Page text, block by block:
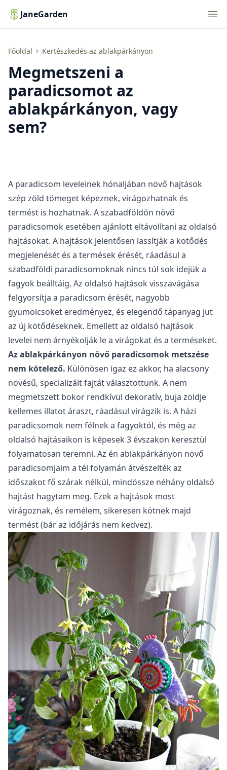
JaneGarden
Főoldal Kertészkedés az ablakpárkányon
Megmetszeni a paradicsomot az ablakpárkányon, vagy sem?
Megmetszeni a
paradicsomot az
ablakpárkányon, vagy
sem?
A paradicsom leveleinek hónaljában növő hajtások
szép zöld tömeget képeznek, virágozhatnak és
termést is hozhatnak. A szabadföldön növő
paradicsomok esetében ajánlott eltávolítani az oldalsó
hajtásokat. A hajtások jelentősen lassítják a kötődés
megjelenését és a termések érését, ráadásul a
szabadföldi paradicsomoknak nincs túl sok idejük a
fagyok beálltáig. Az oldalsó hajtások visszavágása
felgyorsítja a paradicsom érését, nagyobb
gyümölcsöket eredményez, és elegendő tápanyag jut
az új kötődéseknek. Emellett az oldalsó hajtások
levelei nem árnyékolják le a virágokat és a terméseket.
Az ablakpárkányon növő paradicsomok metszése
nem kötelező. Különösen igaz ez akkor, ha alacsony
növésű, specializált fajtát választottunk. A nem
megmetszett bokor rendkívül dekoratív, buja zöldje
kellemes illatot áraszt, ráadásul virágzik is. A házi
paradicsomok nem félnek a fagyoktól, és még az
oldalsó hajtásaikon is képesek 3 évszakon keresztül
folyamatosan teremni. Az én ablakpárkányon növő
paradicsomjaim a tél folyamán átvészelték az
időszakot fő szárak nélkül, mindössze néhány oldalsó
hajtást hagytam meg. Ezek a hajtások most
virágoznak, és remélem, sikeresen kötnek majd
termést (bár az időjárás nem kedvez).